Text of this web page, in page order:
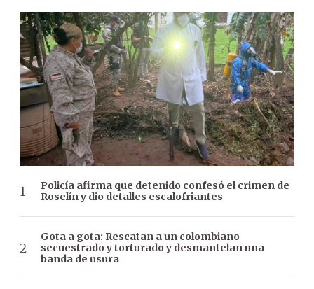
Policía afirma que detenido confesó el crimen de
Roselín y dio detalles escalofriantes
Gota a gota: Rescatan a un colombiano
secuestrado y torturado y desmantelan una
banda de usura